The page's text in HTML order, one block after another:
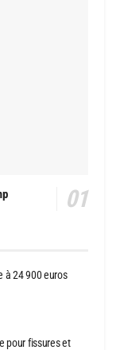
à 24 900 euros
pour fissures et